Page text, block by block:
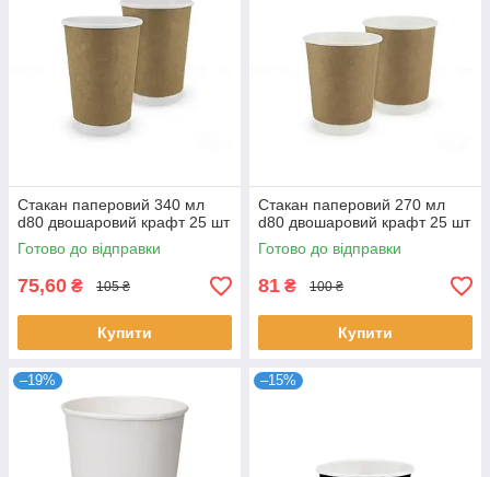
Стакан паперовий 340 мл
d80 двошаровий крафт 25 шт
Готово до відправки
75,60 ₴ 105 ₴
Купити
Стакан паперовий 270 мл
d80 двошаровий крафт 25 шт
Готово до відправки
81 ₴ 100 ₴
Купити
–19% –15%